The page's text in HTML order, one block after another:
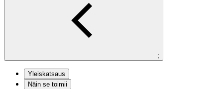
;
Yleiskatsaus
Näin se toimii